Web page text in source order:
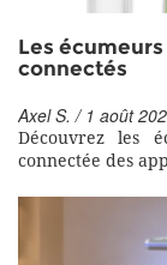
Les
connectés
Axel S. / 1 août
Découvrez les
connectée des